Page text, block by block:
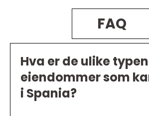
FAQ
Hva er de ulike
eiendommer som
i Spania?